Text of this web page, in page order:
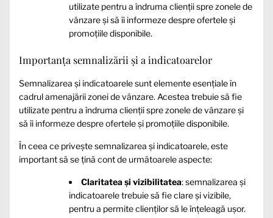
utilizate pentru a îndruma clienții spre zonele de
vânzare și să îi informeze despre ofertele și
promoțiile disponibile.
Importanța semnalizării și a indicatoarelor
Semnalizarea și indicatoarele sunt elemente esențiale în
cadrul amenajării zonei de vânzare. Acestea trebuie să fie
utilizate pentru a îndruma clienții spre zonele de vânzare și
să îi informeze despre ofertele și promoțiile disponibile.
În ceea ce privește semnalizarea și indicatoarele, este
important să se țină cont de următoarele aspecte:
Claritatea și vizibilitatea: semnalizarea și
indicatoarele trebuie să fie clare și vizibile,
pentru a permite clienților să le înțeleagă ușor.